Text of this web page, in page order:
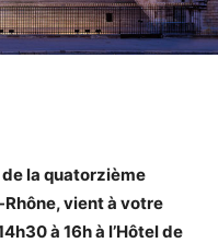
la quatorzième
vient à votre
à 16hà l’Hôtel de